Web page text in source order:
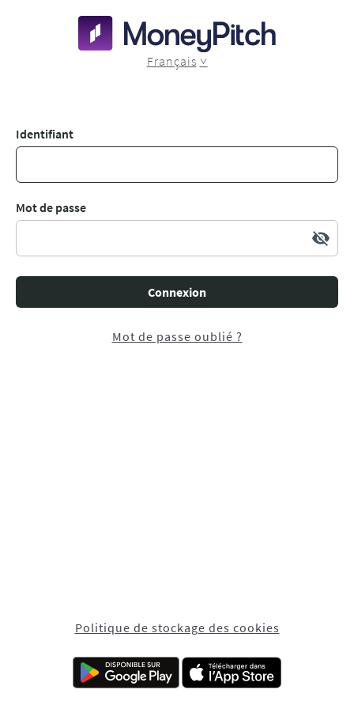
Français
Identifiant
Mot de passe
visibility_off
Connexion
Mot de passe oublié ?
Politique de stockage des cookies